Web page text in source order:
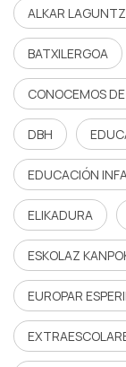
ALKAR
BATXILERGOA
CONOCEMOS
DBH
EDUCACIÓN
ELIKADURA
ESKOLAZ
EUROPAR